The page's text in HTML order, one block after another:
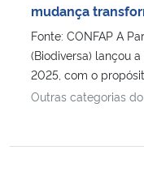
mudança
Fonte: CONFAP A
(Biodiversa) lançou
2025, com o
Outras categorias